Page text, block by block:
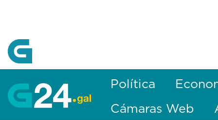
Política
Cámaras Web